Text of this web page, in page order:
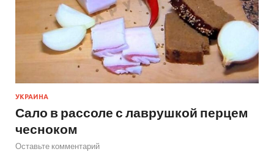
УКРАИНА
Сало в рассоле с лаврушкой перцем
чесноком
Оставьте комментарий